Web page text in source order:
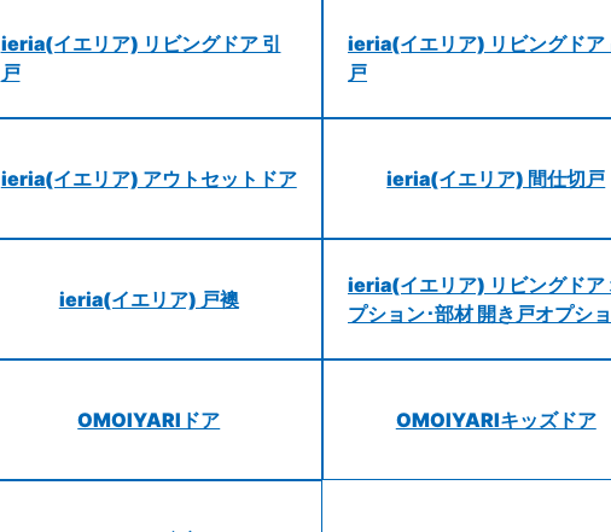
ieria(イエリア) リビングドア 引
戸
ieria(イエリア) リビングドア
戸
ieria(イエリア) アウトセットドア ieria(イエリア) 間仕切戸
ieria(イエリア) 戸襖
ieria(イエリア) リビングドア
プション･部材 開き戸オプシ
OMOIYARIドア OMOIYARIキッズドア